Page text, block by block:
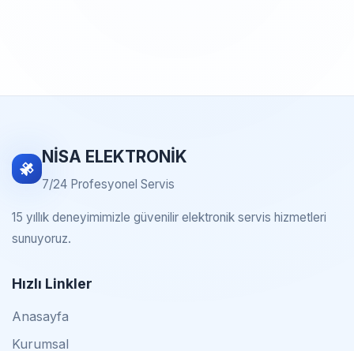
NİSA ELEKTRONİK
7/24 Profesyonel Servis
15 yıllık deneyimimizle güvenilir elektronik servis hizmetleri
sunuyoruz.
Hızlı Linkler
Anasayfa
Kurumsal